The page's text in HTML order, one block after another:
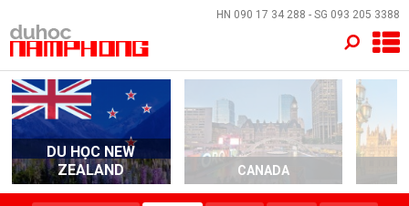
HN 090 17 34 288 - SG 093 205 3388
DU HỌC NEW
ZEALAND
CANADA
×
TRANG CHỦ
QUỐC GIA